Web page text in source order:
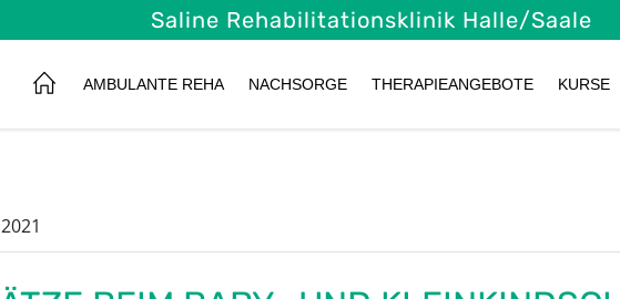
Saline Rehabilitationsklinik Halle/Saale
AMBULANTE REHA NACHSORGE THERAPIEANGEBOTE KURSE